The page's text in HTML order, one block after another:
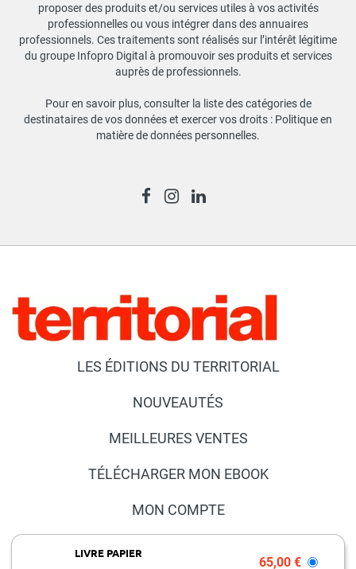
LIVRE PAPIER
65,00 €
proposer des produits et/ou services utiles à vos activités
professionnelles ou vous intégrer dans des annuaires
professionnels. Ces traitements sont réalisés sur l’intérêt légitime
du groupe Infopro Digital à promouvoir ses produits et services
auprès de professionnels.
Pour en savoir plus, consulter la liste des catégories de
destinataires de vos données et exercer vos droits : Politique en
matière de données personnelles.
LES ÉDITIONS DU TERRITORIAL
NOUVEAUTÉS
MEILLEURES VENTES
TÉLÉCHARGER MON EBOOK
MON COMPTE